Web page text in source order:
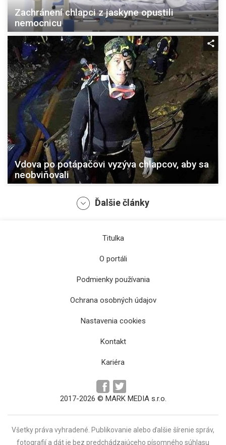
Zachránení chlapci z jaskyne opustili
nemocnicu
Vdova po potápačovi vyzýva chlapcov, aby sa
neobviňovali
Z thajskej jaskyne bude múzeum
Ďalšie články
Titulka
O portáli
Podmienky používania
Ochrana osobných údajov
Nastavenia cookies
Kontakt
Kariéra
2017-2026 © MARK MEDIA s.r.o.
Všetky práva vyhradené. Publikovanie alebo ďalšie šírenie správ,
fotografií a dát je bez predchádzajúceho písomného súhlasu